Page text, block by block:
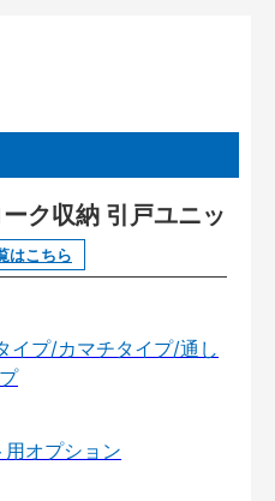
ク収納 引戸ユニッ
はこちら
イプ/カマチタイプ/通し
オプション